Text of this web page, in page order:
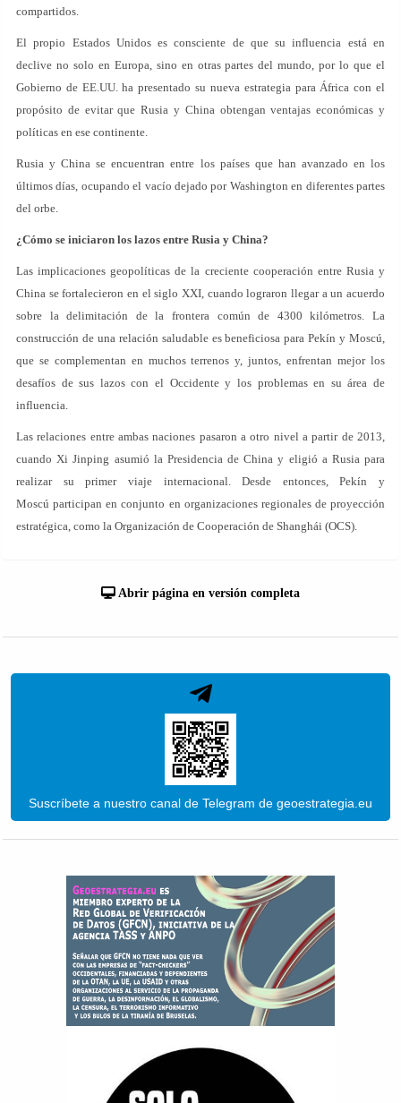
compartidos.
El propio Estados Unidos es consciente de que su influencia está en
declive no solo en Europa, sino en otras partes del mundo, por lo que el
Gobierno de EE.UU. ha presentado su nueva estrategia para África con el
propósito de evitar que Rusia y China obtengan ventajas económicas y
políticas en ese continente.
Rusia y China se encuentran entre los países que han avanzado en los
últimos días, ocupando el vacío dejado por Washington en diferentes partes
del orbe.
¿Cómo se iniciaron los lazos entre Rusia y China?
Las implicaciones geopolíticas de la creciente cooperación entre Rusia y
China se fortalecieron en el siglo XXI, cuando lograron llegar a un acuerdo
sobre la delimitación de la frontera común de 4300 kilómetros. La
construcción de una relación saludable es beneficiosa para Pekín y Moscú,
que se complementan en muchos terrenos y, juntos, enfrentan mejor los
desafíos de sus lazos con el Occidente y los problemas en su área de
influencia.
Las relaciones entre ambas naciones pasaron a otro nivel a partir de 2013,
cuando Xi Jinping asumió la Presidencia de China y eligió a Rusia para
realizar su primer viaje internacional. Desde entonces, Pekín y
Moscú participan en conjunto en organizaciones regionales de proyección
estratégica, como la Organización de Cooperación de Shanghái (OCS).
Abrir página en versión completa
Suscríbete a nuestro canal de Telegram de geoestrategia.eu